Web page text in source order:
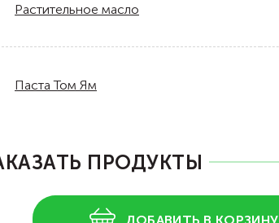
Растительное масло
Паста Том Ям
ПРОДУКТЫ